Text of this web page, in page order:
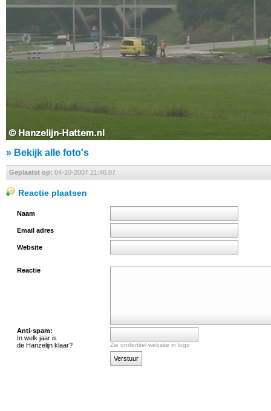
» Bekijk alle foto's
Geplaatst op: 04-10-2007 21:46.07
Reactie plaatsen
Naam
Email adres
Website
Reactie
Anti-spam:
In welk jaar is
de Hanzelijn klaar?
Zie ondertitel website in logo